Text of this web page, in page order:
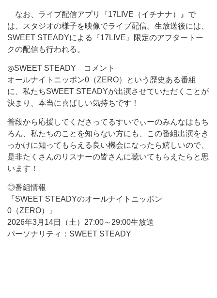
なお、ライブ配信アプリ『17LIVE（イチナナ）』で
は、スタジオの様子を映像でライブ配信。生放送後には、
SWEET STEADYによる『17LIVE』限定のアフタートー
クの配信も行われる。
◎SWEET STEADY コメント
オールナイトニッポン0（ZERO）という歴史ある番組
に、私たちSWEET STEADYが出演させていただくことが
決まり、本当に喜ばしい気持ちです！
普段から応援してくださってるすいでぃーのみんなはもち
ろん、私たちのことを知らない方にも、この番組出演をき
っかけに知ってもらえる良い機会になったら嬉しいので、
是非たくさんのリスナーの皆さんに聴いてもらえたらと思
います！
◎番組情報
『SWEET STEADYのオールナイトニッポン
0（ZERO）』
2026年3月14日（土）27:00～29:00生放送
パーソナリティ：SWEET STEADY